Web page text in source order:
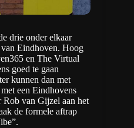
drie onder elkaar
Eindhoven. Hoog
en The Virtual
goed te gaan
kunnen dan met
een Eindhovens
Rob van Gijzel aan het
de formele aftrap